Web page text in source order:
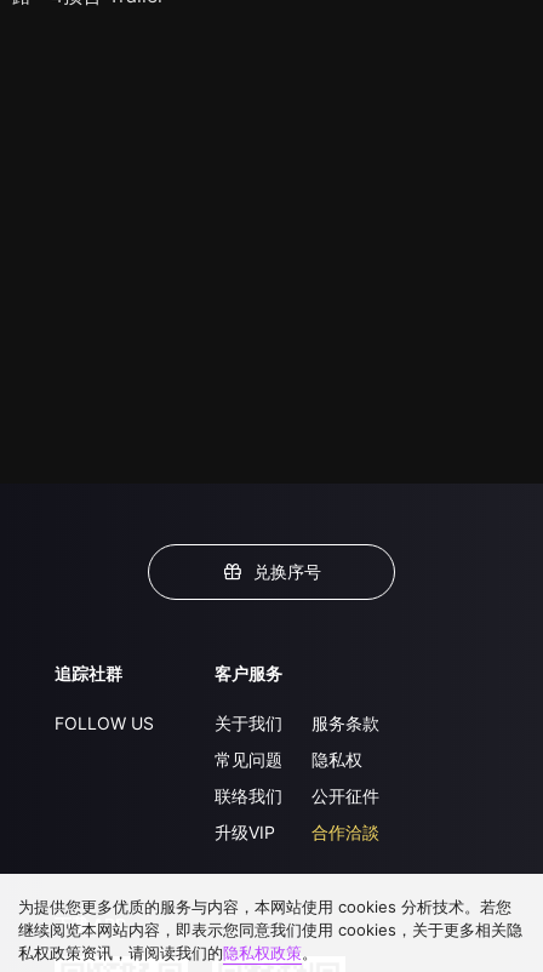
兑换序号
追踪社群
FOLLOW US
客户服务
关于我们
常见问题
联络我们
升级VIP
服务条款
隐私权
公开征件
合作洽談
下载 APP
为提供您更多优质的服务与内容，本网站使用 cookies 分析技术。若您
继续阅览本网站内容，即表示您同意我们使用 cookies，关于更多相关隐
私权政策资讯，请阅读我们的隐私权政策。